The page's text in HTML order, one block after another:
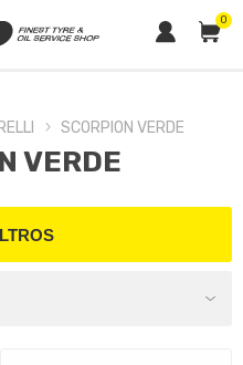
0
SCORPION VERDE
VERDE